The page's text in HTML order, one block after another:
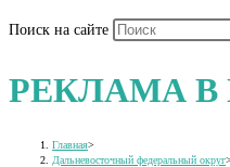
Поиск на сайте
РЕКЛАМА В
Главная>
Дальневосточный федеральный округ>